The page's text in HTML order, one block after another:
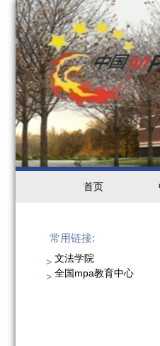
首页
常用链接:
> 文法学院
> 全国mpa教育中心